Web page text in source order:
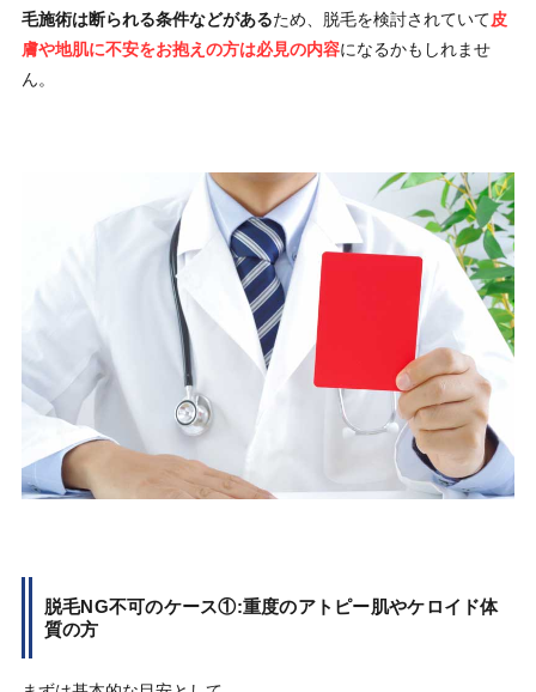
毛施術は断られる条件などがあるため、脱毛を検討されていて皮
膚や地肌に不安をお抱えの方は必見の内容になるかもしれませ
ん。
脱毛NG不可のケース①:重度のアトピー肌やケロイド体
質の方